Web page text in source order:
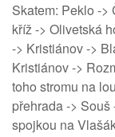
Skatem: Peklo ->
kříž -> Olivetská
-> Kristiánov ->
Kristiánov ->
toho stromu na
přehrada ->
spojkou na